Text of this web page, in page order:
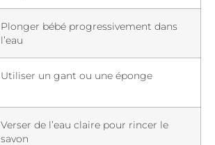
Plonger bébé progressivement dans
l’eau
Utiliser un gant ou une éponge
Verser de l’eau claire pour rincer le
savon